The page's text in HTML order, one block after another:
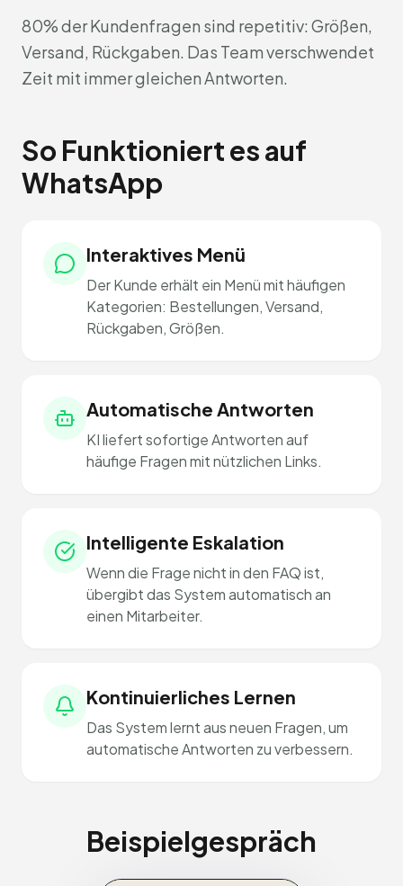
80% der Kundenfragen sind repetitiv: Größen,
Versand, Rückgaben. Das Team verschwendet
Zeit mit immer gleichen Antworten.
So Funktioniert es auf
WhatsApp
Interaktives Menü
Der Kunde erhält ein Menü mit häufigen
Kategorien: Bestellungen, Versand,
Rückgaben, Größen.
Automatische Antworten
KI liefert sofortige Antworten auf
häufige Fragen mit nützlichen Links.
Intelligente Eskalation
Wenn die Frage nicht in den FAQ ist,
übergibt das System automatisch an
einen Mitarbeiter.
Kontinuierliches Lernen
Das System lernt aus neuen Fragen, um
automatische Antworten zu verbessern.
Beispielgespräch